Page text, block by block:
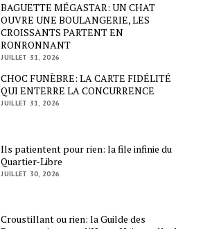
BAGUETTE MÉGASTAR: UN CHAT
OUVRE UNE BOULANGERIE, LES
CROISSANTS PARTENT EN
RONRONNANT
JUILLET 31, 2026
CHOC FUNÈBRE: LA CARTE FIDÉLITÉ
QUI ENTERRE LA CONCURRENCE
JUILLET 31, 2026
Ils patientent pour rien: la file infinie du
Quartier-Libre
JUILLET 30, 2026
Croustillant ou rien: la Guilde des